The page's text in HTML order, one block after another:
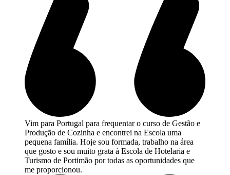
Vim para Portugal para frequentar o curso de Gestão e
Produção de Cozinha e encontrei na Escola uma
pequena família. Hoje sou formada, trabalho na área
que gosto e sou muito grata à Escola de Hotelaria e
Turismo de Portimão por todas as oportunidades que
me proporcionou.